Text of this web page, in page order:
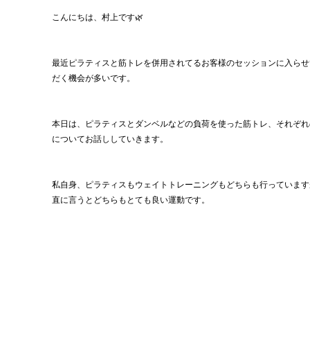
こんにちは、村上です🌿
最近ピラティスと筋トレを併用されてるお客様のセッションに入ら
だく機会が多いです。
本日は、ピラティスとダンベルなどの負荷を使った筋トレ、それぞ
についてお話ししていきます。
私自身、ピラティスもウェイトトレーニングもどちらも行っていま
直に言うとどちらもとても良い運動です。